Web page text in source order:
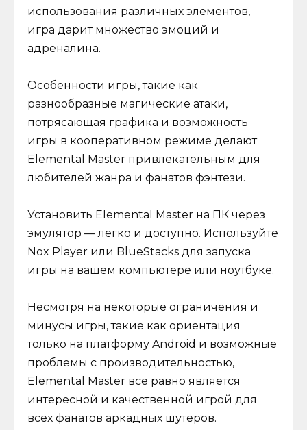
использования различных элементов,
игра дарит множество эмоций и
адреналина.
Особенности игры, такие как
разнообразные магические атаки,
потрясающая графика и возможность
игры в кооперативном режиме делают
Elemental Master привлекательным для
любителей жанра и фанатов фэнтези.
Установить Elemental Master на ПК через
эмулятор — легко и доступно. Используйте
Nox Player или BlueStacks для запуска
игры на вашем компьютере или ноутбуке.
Несмотря на некоторые ограничения и
минусы игры, такие как ориентация
только на платформу Android и возможные
проблемы с производительностью,
Elemental Master все равно является
интересной и качественной игрой для
всех фанатов аркадных шутеров.